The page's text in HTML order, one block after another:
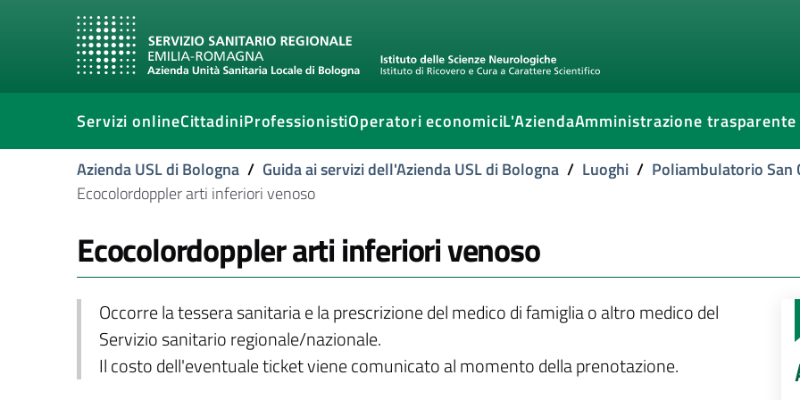
Servizi onlineCittadiniProfessionistiOperatori economiciL'AziendaAmministrazione trasparente
Azienda USL di Bologna / Guida ai servizi dell'Azienda USL di Bologna / Luoghi / Poliambulatorio San
Ecocolordoppler arti inferiori venoso
Ecocolordoppler arti inferiori venoso
Occorre la tessera sanitaria e la prescrizione del medico di famiglia o altro medico del
Servizio sanitario regionale/nazionale.
Il costo dell'eventuale ticket viene comunicato al momento della prenotazione.